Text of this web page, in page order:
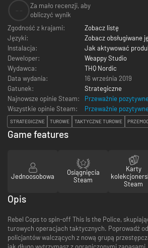
Za mało recenzji, aby
obliczyć wynik
Zgodność z krajami:
Zobacz listę
Języki:
Zobacz obsługiwane
Instalacja:
Jak aktywować
Deweloper:
Weappy Studio
Wydawca:
THQ Nordic
Data wydania:
16 września 2019
Gatunek:
Strategiczne
Najnowsze opinie Steam:
Przeważnie pozytywne
Wszystkie opinie Steam:
Przeważnie pozytywne
STRATEGICZNE TUROWE TAKTYCZNE TUROWE
Game features
Jednoosobowa
Osiągnięcia
Steam
Karty
Steam
Opis
Rebel Cops to spin-off This Is the Police,
turowych operacjach taktycznych. Poprowadź
policjantów walczących z nową grupą
jak długo wytrzymasz z ograniczonymi